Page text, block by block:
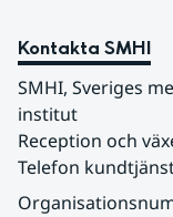
Kontakta SMHI
SMHI, Sveriges
institut
Reception och
Telefon